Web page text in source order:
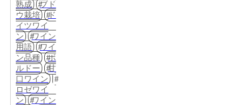
熟成
ブド
ウ栽培
ド
イツワイ
ン
ワイン
用語
ワイ
ン品種
ボ
ルドー
甘
口ワイン
ロゼワイ
ン
ワイン